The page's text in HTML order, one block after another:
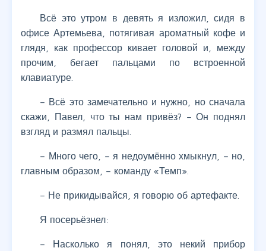
Всё это утром в девять я изложил, сидя в
офисе Артемьева, потягивая ароматный кофе и
глядя, как профессор кивает головой и, между
прочим, бегает пальцами по встроенной
клавиатуре.
– Всё это замечательно и нужно, но сначала
скажи, Павел, что ты нам привёз? – Он поднял
взгляд и размял пальцы.
– Много чего, – я недоумённо хмыкнул, – но,
главным образом, – команду «Темп».
– Не прикидывайся, я говорю об артефакте.
Я посерьёзнел:
– Насколько я понял, это некий прибор